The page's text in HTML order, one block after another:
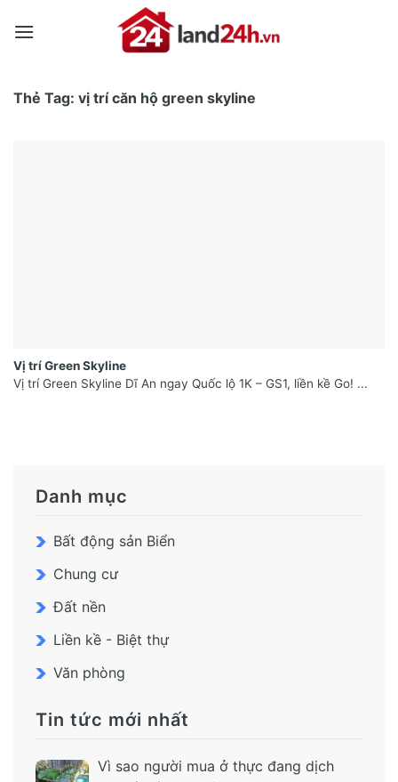
Thẻ Tag: vị trí căn hộ green skyline
Vị trí Green Skyline
Vị trí Green Skyline Dĩ An ngay Quốc lộ 1K – GS1, liền kề Go! ...
Danh mục
Bất động sản Biển
Chung cư
Đất nền
Liền kề - Biệt thự
Văn phòng
Tin tức mới nhất
Vì sao người mua ở thực đang dịch